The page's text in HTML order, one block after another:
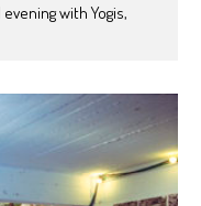
with Yogis,